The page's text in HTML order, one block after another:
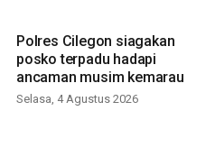
Polres Cilegon siagakan
posko terpadu hadapi
ancaman musim kemarau
Selasa, 4 Agustus 2026